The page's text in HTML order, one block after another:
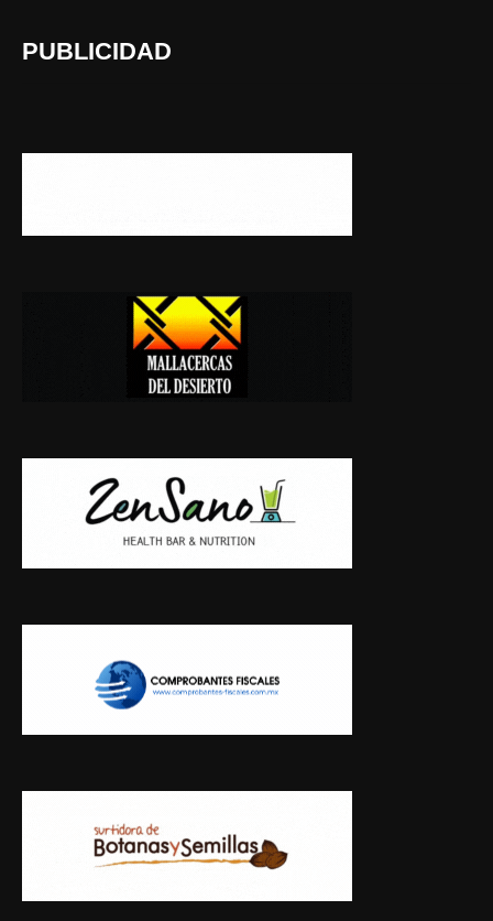
PUBLICIDAD